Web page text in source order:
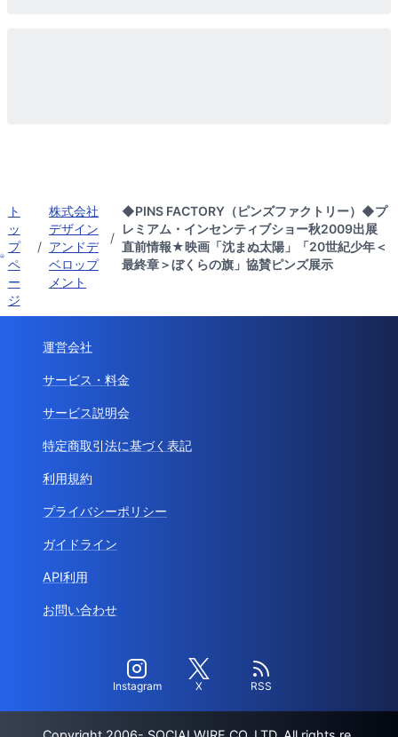
ト
ッ
プ
ペ
ー
ジ
/
株式会社
デザイン
アンドデ
ベロップ
メント
/
◆PINS FACTORY（ピンズファクトリー）◆プ
レミアム・インセンティブショー秋2009出展
直前情報★映画「沈まぬ太陽」「20世紀少年＜
最終章＞ぼくらの旗」協賛ピンズ展示
運営会社
サービス・料金
サービス説明会
特定商取引法に基づく表記
利用規約
プライバシーポリシー
ガイドライン
API利用
お問い合わせ
Instagram X RSS